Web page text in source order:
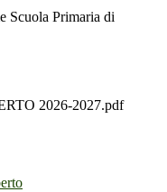
Scuola Primaria di
2026-2027.pdf